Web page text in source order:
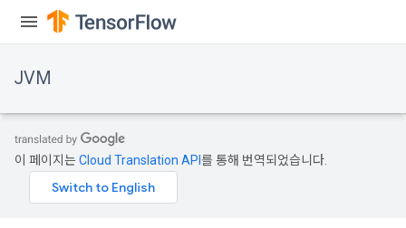
JVM
이 페이지는Cloud Translation API 를 통해 번역되었습니다.